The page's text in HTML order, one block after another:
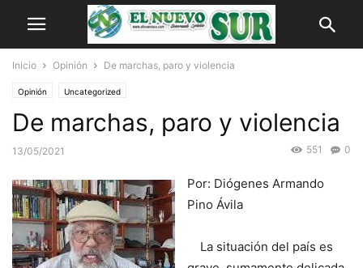
Inicio Opinión De marchas, paro y violencia
Opinión Uncategorized
De marchas, paro y violencia
13/05/2021 0
551
Por: Diógenes Armando
Pino Ávila
La situación del país es